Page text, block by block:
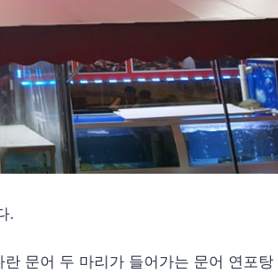
.
문어 두 마리가 들어가는 문어 연포탕